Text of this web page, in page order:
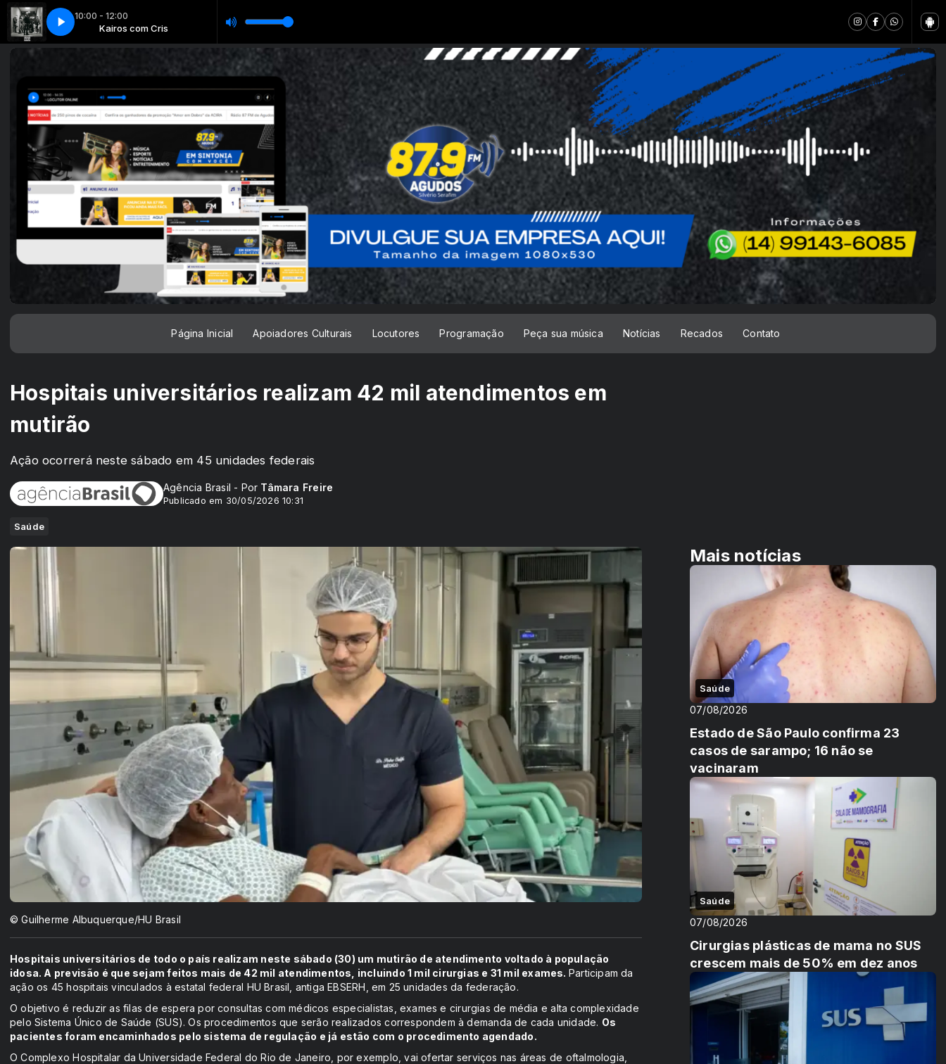
10:00 - 12:00
Kairos com Cris
VH GIRO
Página Inicial Apoiadores Culturais Locutores Programação Peça sua música Notícias Recados Contato
Hospitais universitários realizam 42 mil atendimentos em
mutirão
Ação ocorrerá neste sábado em 45 unidades federais
Agência Brasil - Por Tâmara Freire
Publicado em 30/05/2026 10:31
Saúde
© Guilherme Albuquerque/HU Brasil
Hospitais universitários de todo o país realizam neste sábado (30) um mutirão de atendimento voltado à população
idosa. A previsão é que sejam feitos mais de 42 mil atendimentos, incluindo 1 mil cirurgias e 31 mil exames. Participam da
ação os 45 hospitais vinculados à estatal federal HU Brasil, antiga EBSERH, em 25 unidades da federação.
O objetivo é reduzir as filas de espera por consultas com médicos especialistas, exames e cirurgias de média e alta complexidade
pelo Sistema Único de Saúde (SUS). Os procedimentos que serão realizados correspondem à demanda de cada unidade. Os
pacientes foram encaminhados pelo sistema de regulação e já estão com o procedimento agendado.
O Complexo Hospitalar da Universidade Federal do Rio de Janeiro, por exemplo, vai ofertar serviços nas áreas de oftalmologia,
Mais notícias
Saúde
07/08/2026
Estado de São Paulo confirma 23
casos de sarampo; 16 não se
vacinaram
Saúde
07/08/2026
Cirurgias plásticas de mama no SUS
crescem mais de 50% em dez anos